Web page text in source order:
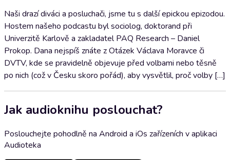
Naši drazí diváci a posluchači, jsme tu s další epickou epizodou.
Hostem našeho podcastu byl sociolog, doktorand při
Univerzitě Karlově a zakladatel PAQ Research – Daniel
Prokop. Dana nejspíš znáte z Otázek Václava Moravce či
DVTV, kde se pravidelně objevuje před volbami nebo těsně
po nich (což v Česku skoro pořád), aby vysvětlil, proč volby […]
Jak audioknihu poslouchat?
Poslouchejte pohodlně na Android a iOs zařízeních v aplikaci
Audioteka